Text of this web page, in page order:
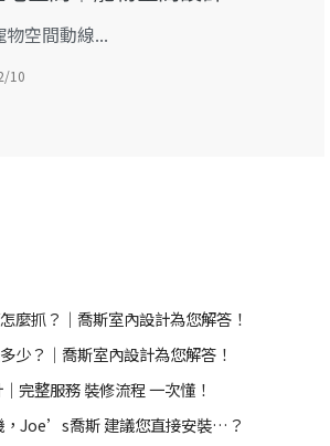
空間動線...
10
麼抓？｜喬斯室內設計為您解答！
少？｜喬斯室內設計為您解答！
完整服務 裝修流程 一次懂！
，Joe’s喬斯 建議您直接安裝…？